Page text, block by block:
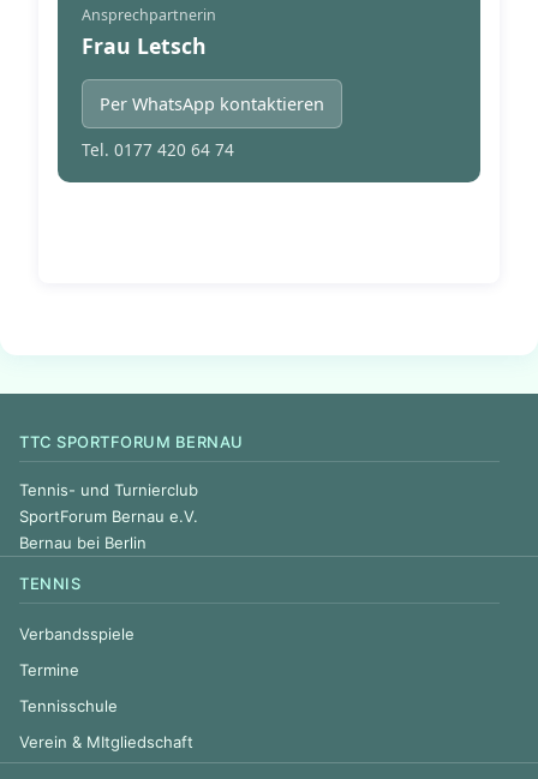
Ansprechpartnerin
Frau Letsch
Per WhatsApp kontaktieren
Tel. 0177 420 64 74
TTC SPORTFORUM BERNAU
Tennis- und Turnierclub
SportForum Bernau e.V.
Bernau bei Berlin
TENNIS
Verbandsspiele
Termine
Tennisschule
Verein & MItgliedschaft